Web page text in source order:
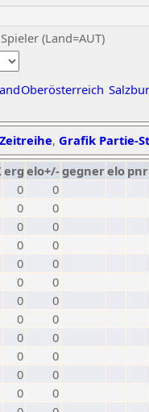
(Land=AUT)
Oberösterreich
, Grafik Partie-
erg elo+/-gegnerelo pnr
0
0
0
0
0
0
0
0
0
0
0
0
0
0
0
0
0
0
0
0
0
0
0
0